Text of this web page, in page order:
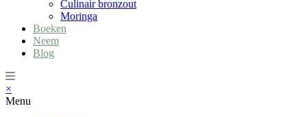
Culinair bronzout
Moringa
Boeken
Neem
Blog
×
Menu